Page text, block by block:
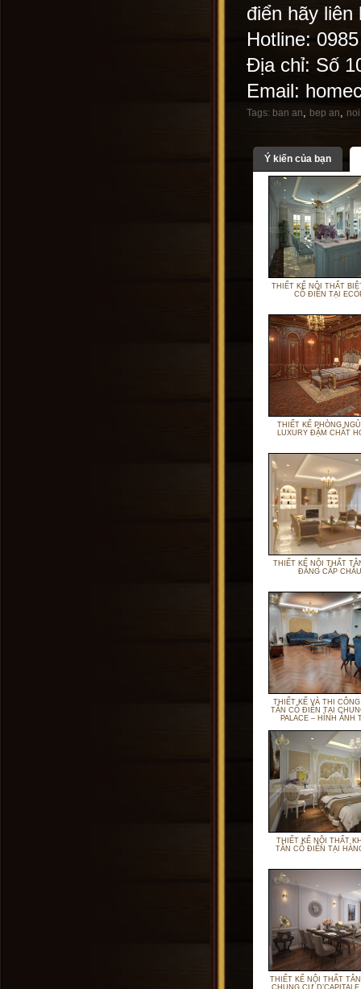
điển hãy
Hotline:
Địa chỉ: Số
Email:
Tags: ban an bep an
Ý kiến của bạn
THIẾT KẾ NỘI THẤT
CỔ ĐIỂN TẠI
THIẾT KẾ PHÒNG
LUXURY ĐẬM CHẤT
THIẾT KẾ NỘI THẤT
ĐẲNG CẤP
THIẾT KẾ VÀ THI
TÂN CỔ ĐIỂN TẠI
PALACE – HÌNH ẢNH
THIẾT KẾ NỘI THẤT
TÂN CỔ ĐIỂN TẠI
THIẾT KẾ NỘI THẤT
CHUNG CƯ